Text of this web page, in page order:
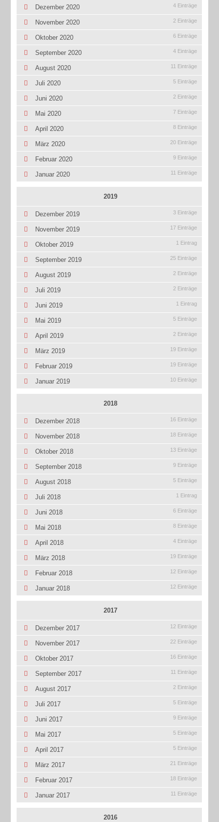
Dezember 2020 4 Einträge
November 2020 2 Einträge
Oktober 2020 6 Einträge
September 2020 4 Einträge
August 2020 11 Einträge
Juli 2020 5 Einträge
Juni 2020 2 Einträge
Mai 2020 7 Einträge
April 2020 8 Einträge
März 2020 20 Einträge
Februar 2020 9 Einträge
Januar 2020 11 Einträge
2019
Dezember 2019 3 Einträge
November 2019 17 Einträge
Oktober 2019 1 Eintrag
September 2019 25 Einträge
August 2019 2 Einträge
Juli 2019 2 Einträge
Juni 2019 1 Eintrag
Mai 2019 5 Einträge
April 2019 2 Einträge
März 2019 19 Einträge
Februar 2019 19 Einträge
Januar 2019 10 Einträge
2018
Dezember 2018 16 Einträge
November 2018 18 Einträge
Oktober 2018 13 Einträge
September 2018 9 Einträge
August 2018 5 Einträge
Juli 2018 1 Eintrag
Juni 2018 6 Einträge
Mai 2018 8 Einträge
April 2018 4 Einträge
März 2018 19 Einträge
Februar 2018 12 Einträge
Januar 2018 12 Einträge
2017
Dezember 2017 12 Einträge
November 2017 22 Einträge
Oktober 2017 16 Einträge
September 2017 11 Einträge
August 2017 2 Einträge
Juli 2017 5 Einträge
Juni 2017 9 Einträge
Mai 2017 5 Einträge
April 2017 5 Einträge
März 2017 21 Einträge
Februar 2017 18 Einträge
Januar 2017 11 Einträge
2016